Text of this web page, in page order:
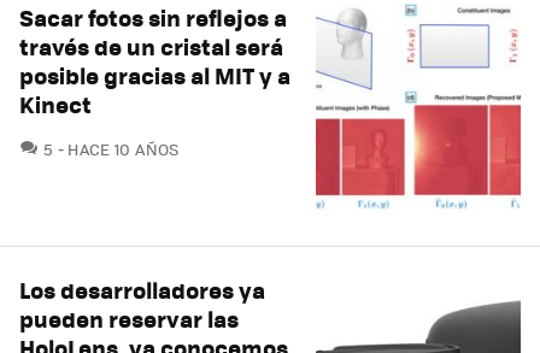
Sacar fotos sin reflejos a
través de un cristal será
posible gracias al MIT y a
Kinect
5 COMENTARIOS
HACE 10 AÑOS
Los desarrolladores ya
pueden reservar las